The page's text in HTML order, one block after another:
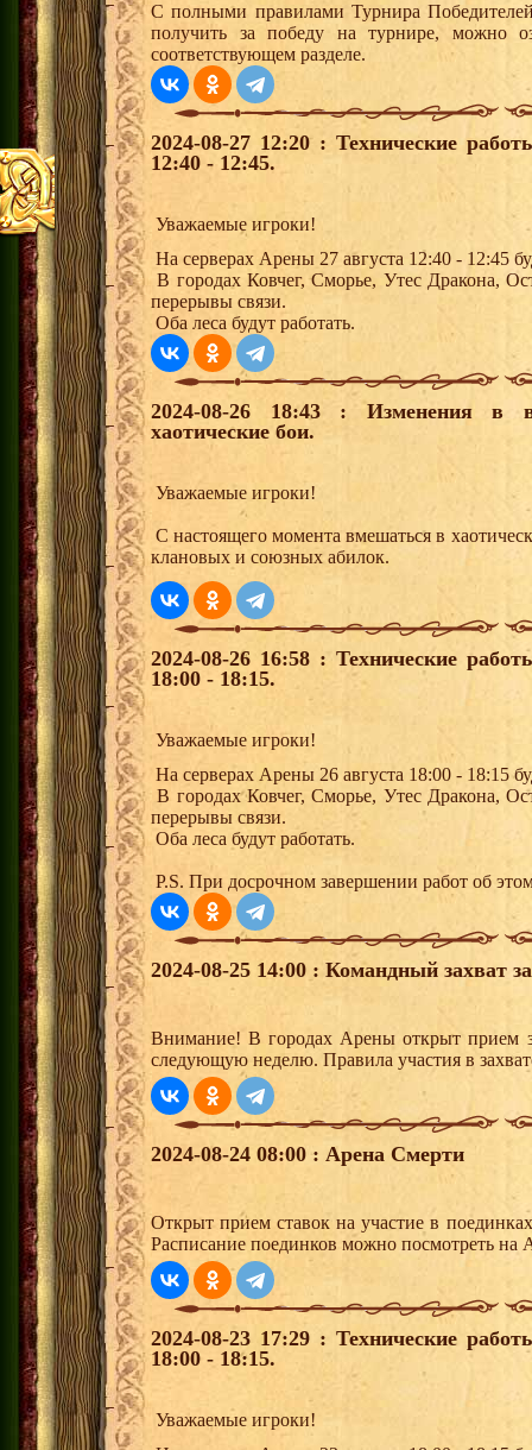
С полными правилами Турнира
получить за победу на турнире, можно
соответствующем разделе.
2024-08-27 12:20 : Технические
12:40 - 12:45.
Уважаемые игроки!
На серверах Арены 27 августа 12:40 - 12:45
В городах Ковчег, Сморье, Утес Дракона,
перерывы связи.
Оба леса будут работать.
2024-08-26 18:43 : Изменения в
хаотические бои.
Уважаемые игроки!
С настоящего момента вмешаться в
клановых и союзных абилок.
2024-08-26 16:58 : Технические
18:00 - 18:15.
Уважаемые игроки!
На серверах Арены 26 августа 18:00 - 18:15
В городах Ковчег, Сморье, Утес Дракона,
перерывы связи.
Оба леса будут работать.
P.S. При досрочном завершении работ об
2024-08-25 14:00 : Командный захват
Внимание! В городах Арены открыт прием
следующую неделю. Правила участия в
2024-08-24 08:00 : Арена Смерти
Открыт прием ставок на участие в
Расписание поединков можно посмотреть на
2024-08-23 17:29 : Технические
18:00 - 18:15.
Уважаемые игроки!